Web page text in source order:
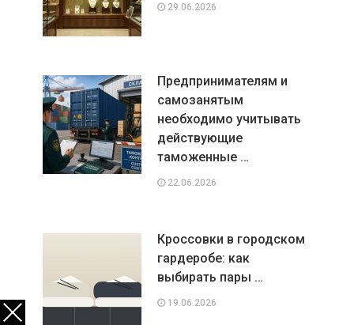
29.06.2026
Предпринимателям и
самозанятым
необходимо учитывать
действующие
таможенные …
22.06.2026
Кроссовки в городском
гардеробе: как
выбирать пары …
19.06.2026